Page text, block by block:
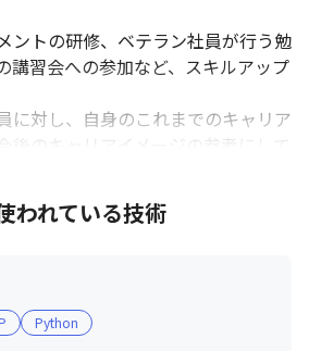
ントの研修、ベテラン社員が行う勉
講習会への参加など、スキルアップ
に対し、自身のこれまでのキャリア
後のキャリアイメージの参考にして
ます
バーと交流しやすい環境があります
行っており、社員表彰や本部長か
われている技術
Python